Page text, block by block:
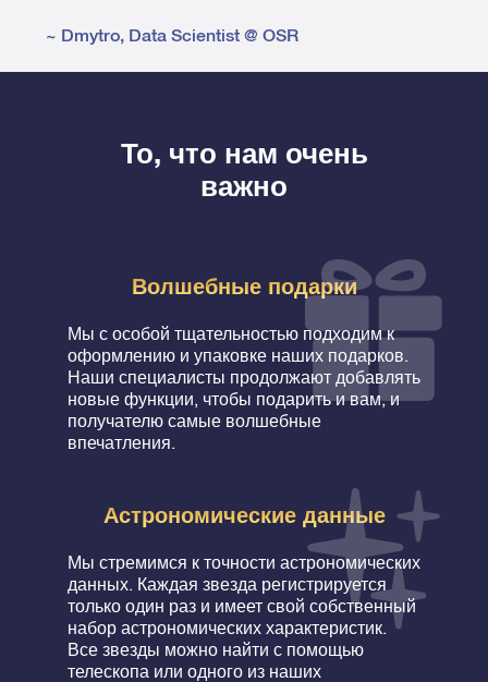
~ Dmytro, Data Scientist @ OSR
То, что нам очень
важно
Волшебные подарки
Мы с особой тщательностью подходим к
оформлению и упаковке наших подарков.
Наши специалисты продолжают добавлять
новые функции, чтобы подарить и вам, и
получателю самые волшебные
впечатления.
Астрономические данные
Мы стремимся к точности астрономических
данных. Каждая звезда регистрируется
только один раз и имеет свой собственный
набор астрономических характеристик.
Все звезды можно найти с помощью
телескопа или одного из наших